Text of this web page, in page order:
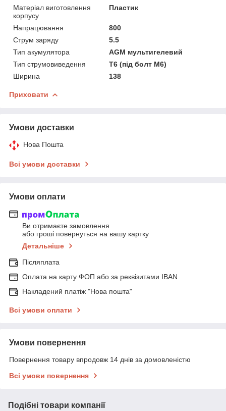
Матеріал виготовлення
корпусу
Пластик
Напрацювання
800
Струм заряду
5.5
Тип акумулятора
AGM мультигелевий
Тип струмовиведення
Т6 (під болт М6)
Ширина
138
Приховати
Умови доставки
Нова Пошта
Всі умови доставки
Умови оплати
Ви отримаєте замовлення
або гроші повернуться на вашу картку
Детальніше
Післяплата
Оплата на карту ФОП або за реквізитами IBAN
Накладений платіж "Нова пошта"
Всі умови оплати
Умови повернення
Повернення товару впродовж 14 днів за домовленістю
Всі умови повернення
Подібні товари компанії